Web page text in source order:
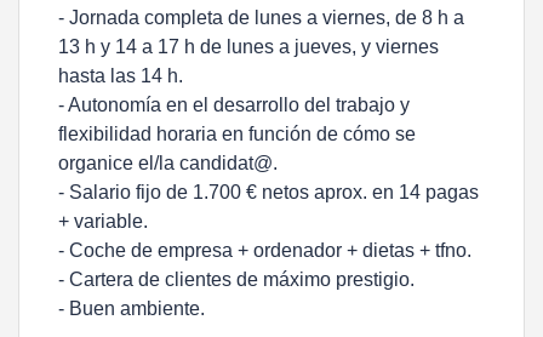
- Jornada completa de lunes a viernes, de 8 h a
13 h y 14 a 17 h de lunes a jueves, y viernes
hasta las 14 h.
- Autonomía en el desarrollo del trabajo y
flexibilidad horaria en función de cómo se
organice el/la candidat@.
- Salario fijo de 1.700 € netos aprox. en 14 pagas
+ variable.
- Coche de empresa + ordenador + dietas + tfno.
- Cartera de clientes de máximo prestigio.
- Buen ambiente.